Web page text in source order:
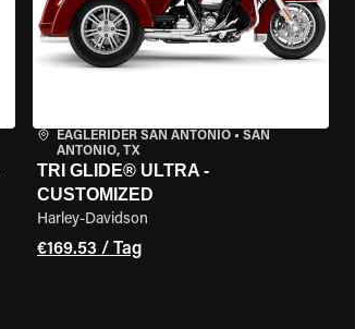
EAGLERIDER SAN ANTONIO• SAN
ANTONIO, TX
TRI GLIDE® ULTRA -
CUSTOMIZED
Harley-Davidson
€169.53 / Tag